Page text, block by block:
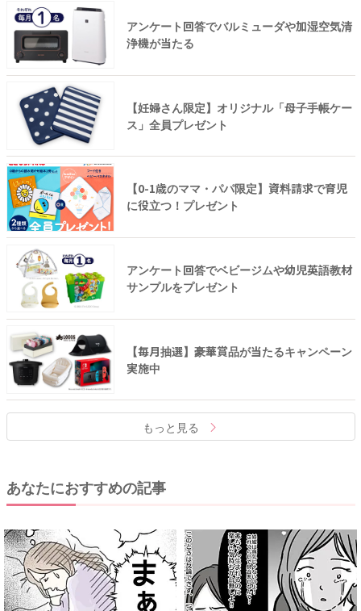
アンケート回答でバルミューダや加湿空気清
浄機が当たる
【妊婦さん限定】オリジナル「母子手帳ケー
ス」全員プレゼント
【0-1歳のママ・パパ限定】資料請求で育児
に役立つ！プレゼント
アンケート回答でベビージムや幼児英語教材
サンプルをプレゼント
【毎月抽選】豪華賞品が当たるキャンペーン
実施中
もっと見る
あなたにおすすめの記事